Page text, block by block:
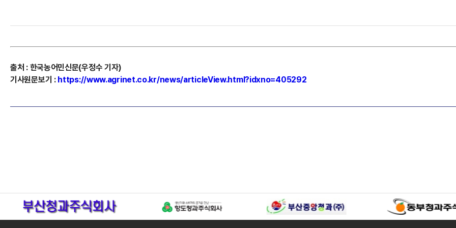
출처 : 한국농어민신문(우정수 기자)
기사원문보기 : https://www.agrinet.co.kr/news/articleView.html?idxno=405292